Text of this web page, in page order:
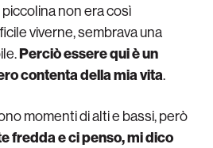
non era così
viverne, sembrava una
Perciò essere qui è un
contenta della mia vita.
momenti di alti e bassi, però
fredda e ci penso, mi dico